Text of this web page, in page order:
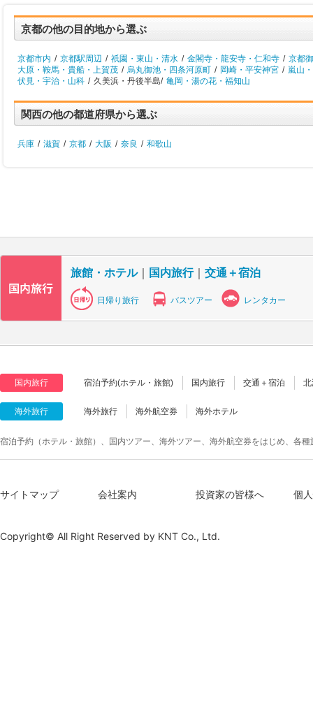
京都の他の目的地から選ぶ
京都市内 / 京都駅周辺 / 祇園・東山・清水 / 金閣寺・龍安寺・仁和寺 / 京都
大原・鞍馬・貴船・上賀茂 / 烏丸御池・四条河原町 / 岡崎・平安神宮 / 嵐山
伏見・宇治・山科 / 久美浜・丹後半島/ 亀岡・湯の花・福知山
関西の他の都道府県から選ぶ
兵庫 / 滋賀 / 京都 / 大阪 / 奈良 / 和歌山
旅館・ホテル｜ 国内旅行｜ 交通＋宿泊
日帰り旅行 バスツアー レンタカー
国内旅行 宿泊予約(ホテル・旅館) 国内旅行 交通＋宿泊
海外旅行 海外旅行 海外航空券 海外ホテル
宿泊予約（ホテル・旅館）、国内ツアー、海外ツアー、海外航空券をはじめ、各
サイトマップ 会社案内 投資家の皆様へ 個
Copyright© All Right Reserved by KNT Co., Ltd.